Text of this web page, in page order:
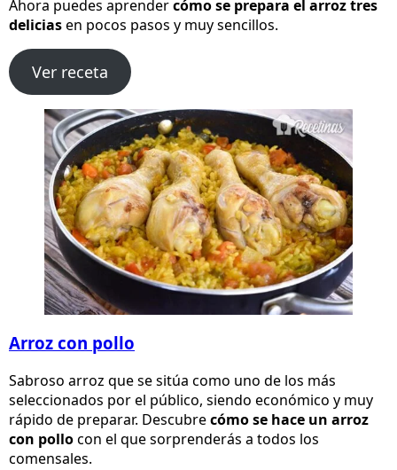
Ahora puedes aprendercómo se prepara el arroz tres
deliciasen pocos pasos y muy sencillos.
Ver receta
Arroz con pollo
Sabroso arroz que se sitúa como uno de los más
seleccionados por el público, siendo económico y muy
rápido de preparar. Descubrecómo se hace un arroz
con pollocon el que sorprenderás a todos los
comensales.